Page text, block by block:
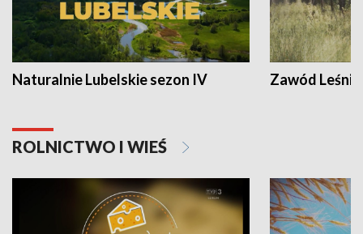
Naturalnie Lubelskie sezon IV Zawód Leśnik
ROLNICTWO I WIEŚ